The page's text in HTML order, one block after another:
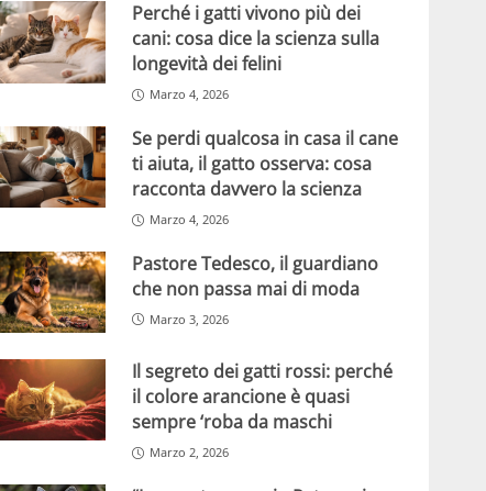
Perché i gatti vivono più dei
cani: cosa dice la scienza sulla
longevità dei felini
Marzo 4, 2026
Se perdi qualcosa in casa il cane
ti aiuta, il gatto osserva: cosa
racconta davvero la scienza
Marzo 4, 2026
Pastore Tedesco, il guardiano
che non passa mai di moda
Marzo 3, 2026
Il segreto dei gatti rossi: perché
il colore arancione è quasi
sempre ‘roba da maschi
Marzo 2, 2026